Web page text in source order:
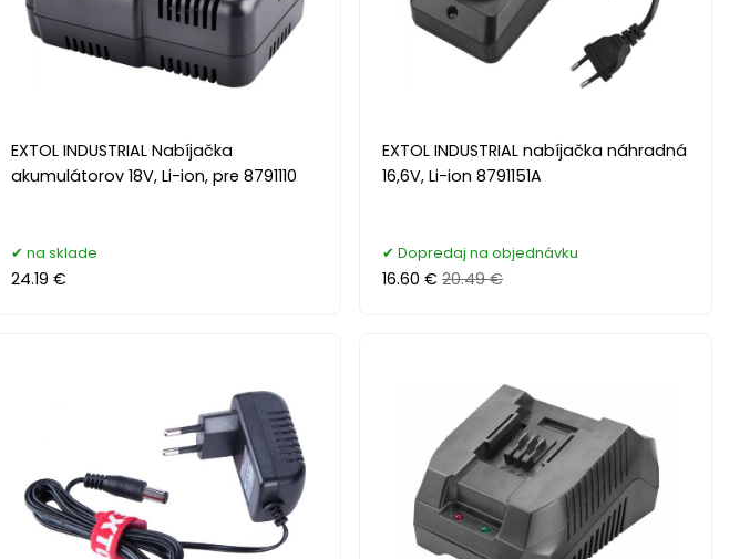
EXTOL INDUSTRIAL Nabíjačka
akumulátorov 18V, Li-ion, pre 8791110
na sklade
24.19 €
EXTOL INDUSTRIAL nabíjačka náhradná
16,6V, Li-ion 8791151A
Dopredaj na objednávku
16.60 € 20.49 €